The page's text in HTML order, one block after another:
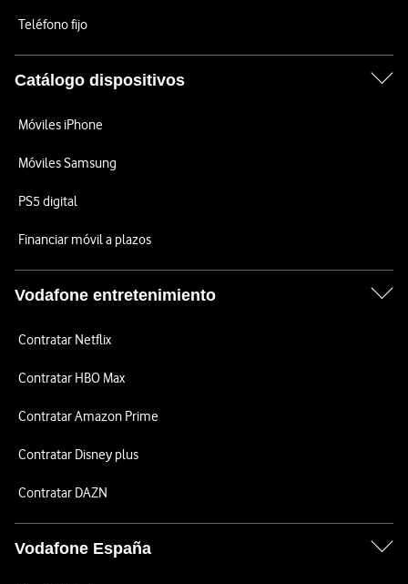
Teléfono fijo
Catálogo dispositivos
Móviles iPhone
Móviles Samsung
PS5 digital
Financiar móvil a plazos
Vodafone entretenimiento
Contratar Netflix
Contratar HBO Max
Contratar Amazon Prime
Contratar Disney plus
Contratar DAZN
Vodafone España